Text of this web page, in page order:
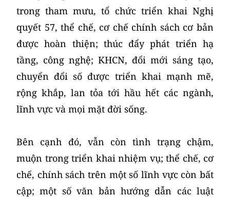
trong tham mưu, tổ chức triển khai Nghị
quyết 57, thể chế, cơ chế chính sách cơ bản
được hoàn thiện; thúc đẩy phát triển hạ
tầng, công nghệ; KHCN, đổi mới sáng tạo,
chuyển đổi số được triển khai mạnh mẽ,
rộng khắp, lan tỏa tới hầu hết các ngành,
lĩnh vực và mọi mặt đời sống.
Bên cạnh đó, vẫn còn tình trạng chậm,
muộn trong triển khai nhiệm vụ; thể chế, cơ
chế, chính sách trên một số lĩnh vực còn bất
cập; một số văn bản hướng dẫn các luật